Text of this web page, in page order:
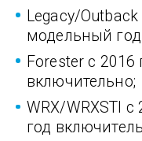
Legacy/
модельный
Forester с
включительно;
WRX/WRXSTI
год